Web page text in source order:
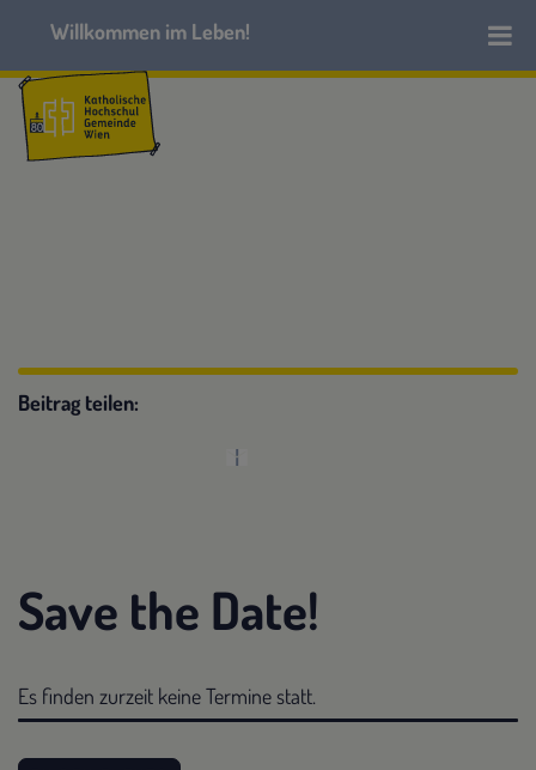
Beitrag teilen:
Save the Date!
Es finden zurzeit keine Termine statt.